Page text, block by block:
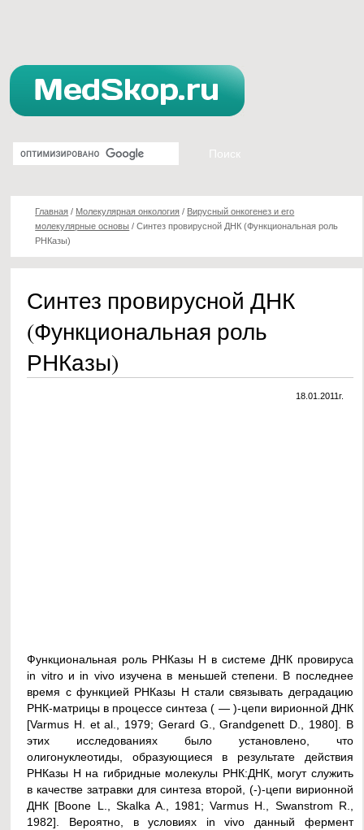
Главная / Молекулярная онкология / Вирусный онкогенез и его
молекулярные основы /Синтез провирусной ДНК (Функциональная роль
РНКазы)
Синтез провирусной ДНК
(Функциональная роль
РНКазы)
18.01.2011г.
Функциональная роль РНКазы Н в системе ДНК провируса
in vitro и in vivo изучена в меньшей степени. В последнее
время с функцией РНКазы Н стали связывать деградацию
РНК-матрицы в процессе синтеза ( — )-цепи вирионной ДНК
[Varmus H. et al., 1979; Gerard G., Grandgenett D., 1980]. В
этих исследованиях было установлено, что
олигонуклеотиды, образующиеся в результате действия
РНКазы Н на гибридные молекулы РНК:ДНК, могут служить
в качестве затравки для синтеза второй, (-)-цепи вирионной
ДНК [Boone L., Skalka A., 1981; Varmus H., Swanstrom R.,
1982]. Вероятно, в условиях in vivo данный фермент